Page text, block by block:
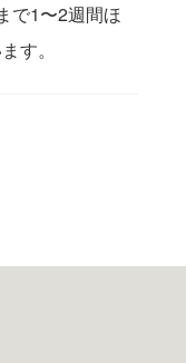
で1〜2週間ほ
す。